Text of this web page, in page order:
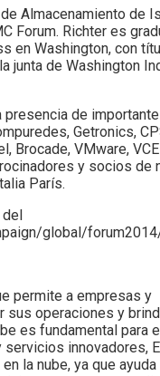
Almacenamiento de
Forum. Richter es
en Washington, con
junta de Washington
presencia de
Getronics,
Brocade, VMware,
y socios de
París.
del
global/
permite a empresas y
operaciones y
es fundamental para
innovadores,
la nube, ya que